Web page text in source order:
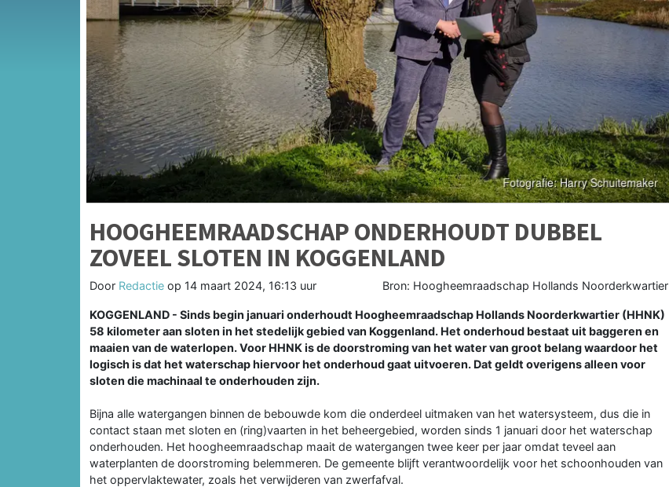
HOOGHEEMRAADSCHAP ONDERHOUDT DUBBEL
ZOVEEL SLOTEN IN KOGGENLAND
Door Redactie op 14 maart 2024, 16:13 uur Bron: Hoogheemraadschap Hollands Noorderkwartier
KOGGENLAND - Sinds begin januari onderhoudt Hoogheemraadschap Hollands Noorderkwartier (HHNK)
58 kilometer aan sloten in het stedelijk gebied van Koggenland. Het onderhoud bestaat uit baggeren en
maaien van de waterlopen. Voor HHNK is de doorstroming van het water van groot belang waardoor het
logisch is dat het waterschap hiervoor het onderhoud gaat uitvoeren. Dat geldt overigens alleen voor
sloten die machinaal te onderhouden zijn.
Bijna alle watergangen binnen de bebouwde kom die onderdeel uitmaken van het watersysteem, dus die in
contact staan met sloten en (ring)vaarten in het beheergebied, worden sinds 1 januari door het waterschap
onderhouden. Het hoogheemraadschap maait de watergangen twee keer per jaar omdat teveel aan
waterplanten de doorstroming belemmeren. De gemeente blijft verantwoordelijk voor het schoonhouden van
het oppervlaktewater, zoals het verwijderen van zwerfafval.